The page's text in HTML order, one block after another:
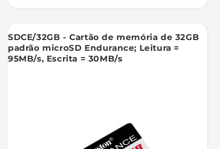
SDCE/32GB - Cartão de memória de 32GB
padrão microSD Endurance; Leitura =
95MB/s, Escrita = 30MB/s